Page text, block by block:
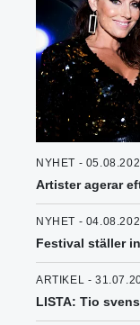
NYHET -
Artister agerar
NYHET -
Festival ställer
ARTIKEL -
LISTA: Tio